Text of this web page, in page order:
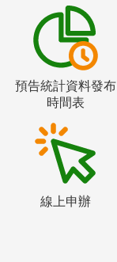
預告統計資料發布
時間表
線上申辦